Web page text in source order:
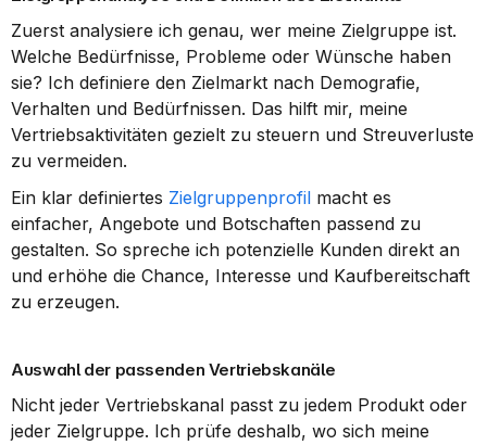
Zuerst analysiere ich genau, wer meine Zielgruppe ist.
Welche Bedürfnisse, Probleme oder Wünsche haben
sie? Ich definiere den Zielmarkt nach Demografie,
Verhalten und Bedürfnissen. Das hilft mir, meine
Vertriebsaktivitäten gezielt zu steuern und Streuverluste
zu vermeiden.
Ein klar definiertes Zielgruppenprofil macht es
einfacher, Angebote und Botschaften passend zu
gestalten. So spreche ich potenzielle Kunden direkt an
und erhöhe die Chance, Interesse und Kaufbereitschaft
zu erzeugen.
Auswahl der passenden Vertriebskanäle
Nicht jeder Vertriebskanal passt zu jedem Produkt oder
jeder Zielgruppe. Ich prüfe deshalb, wo sich meine